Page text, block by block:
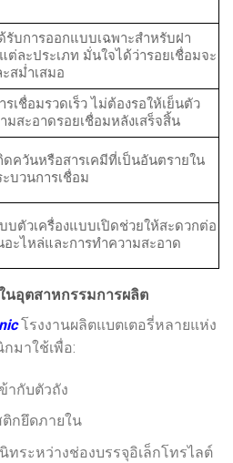
รับการออกแบบเฉพาะสำหรับฝา
ต่ละประเภท มั่นใจได้ว่ารอยเชื่อมจะ
สม่ำเสมอ
รเชื่อมรวดเร็ว ไม่ต้องรอให้เย็นตัว
มสะอาดรอยเชื่อมหลังเสร็จสิ้น
ดควันหรือสารเคมีที่เป็นอันตรายใน
ะบวนการเชื่อม
บตัวเครื่องแบบเปิดช่วยให้สะดวกต่อ
อะไหล่และการทำความสะอาด
นอุตสาหกรรมการผลิต
โรงงานผลิตแบตเตอรี่หลายแห่ง
มาใช้เพื่อ:
ากับตัวถัง
กยึดภายใน
ทระหว่างช่องบรรจุอิเล็กโทรไลต์